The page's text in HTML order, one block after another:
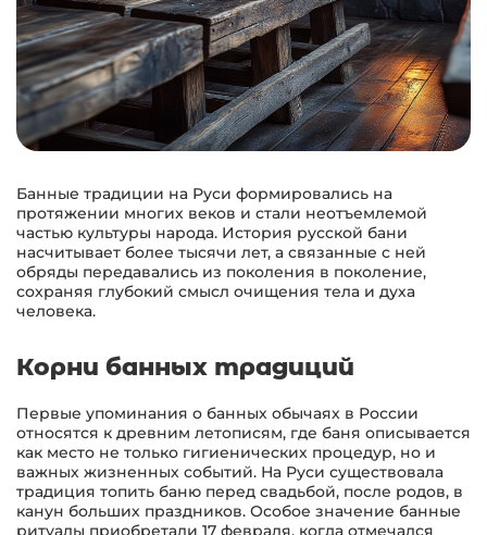
Банные традиции на Руси формировались на
протяжении многих веков и стали неотъемлемой
частью культуры народа. История русской бани
насчитывает более тысячи лет, а связанные с ней
обряды передавались из поколения в поколение,
сохраняя глубокий смысл очищения тела и духа
человека.
Корни банных традиций
Первые упоминания о банных обычаях в России
относятся к древним летописям, где баня описывается
как место не только гигиенических процедур, но и
важных жизненных событий. На Руси существовала
традиция топить баню перед свадьбой, после родов, в
канун больших праздников. Особое значение банные
ритуалы приобретали 17 февраля, когда отмечался